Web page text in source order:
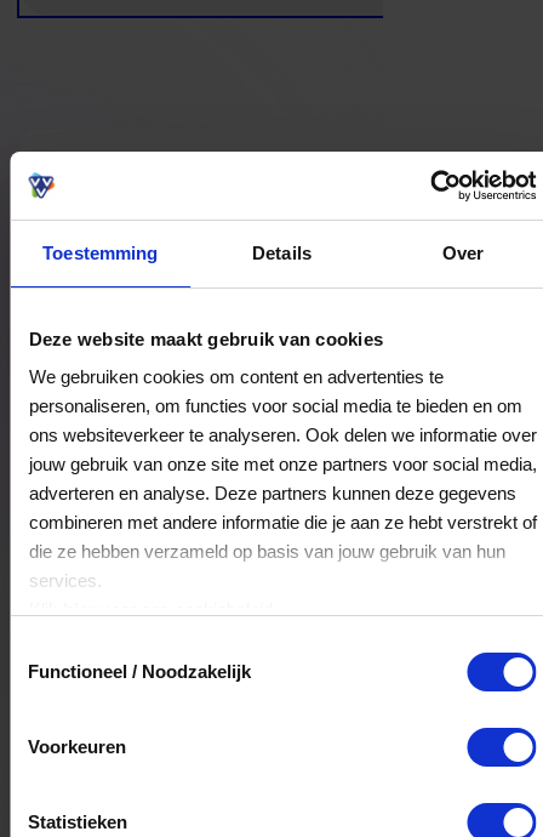
Toestemming Details Over
Deze website maakt gebruik van cookies
We gebruiken cookies om content en advertenties te
personaliseren, om functies voor social media te bieden en om
ons websiteverkeer te analyseren. Ook delen we informatie over
jouw gebruik van onze site met onze partners voor social media,
adverteren en analyse. Deze partners kunnen deze gegevens
combineren met andere informatie die je aan ze hebt verstrekt of
die ze hebben verzameld op basis van jouw gebruik van hun
services.
Functioneel / Noodzakelijk
Voorkeuren
Statistieken
Bestedingslocaties
Grote Poot 19
7411KE Deventer
Veelgestelde Vragen
Hoelang blijft mijn saldo geldig?
Het volledige saldo op de VVV cadeaukaart
Kan ik het saldo in delen besteden?
Ja, je mag het saldo van je VVV